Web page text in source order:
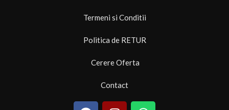
Termeni si Conditii
Politica de RETUR
Cerere Oferta
Contact